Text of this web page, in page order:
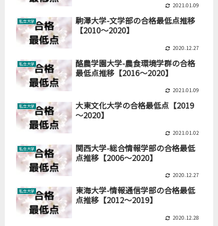
2021.01.09
私立大学
駒澤大学-文学部の合格最低点推移
【2010～2020】
2020.12.27
私立大学
酪農学園大学-農食環境学群の合格
最低点推移【2016～2020】
2021.01.09
私立大学
大東文化大学の合格最低点【2019
～2020】
2021.01.02
私立大学
関西大学-総合情報学部の合格最低
点推移【2006～2020】
2020.12.27
私立大学
東海大学-情報通信学部の合格最低
点推移【2012～2019】
2020.12.28